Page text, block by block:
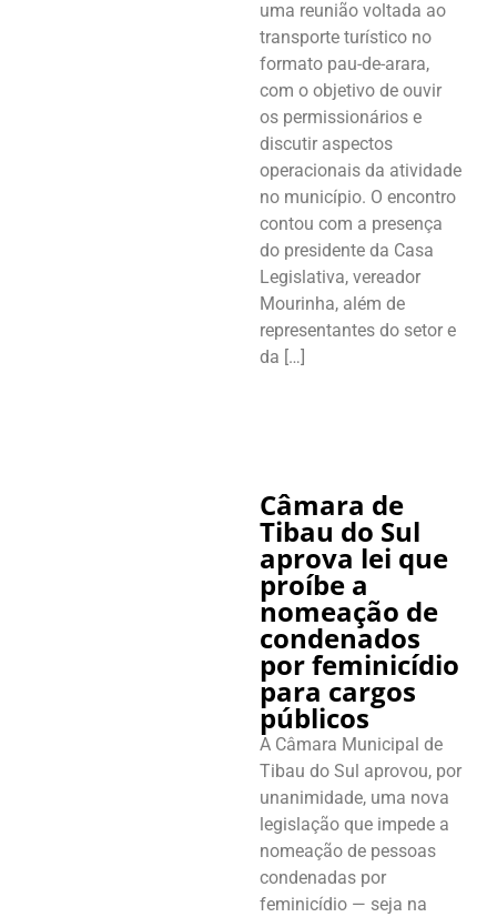
uma reunião voltada ao
transporte turístico no
formato pau-de-arara,
com o objetivo de ouvir
os permissionários e
discutir aspectos
operacionais da atividade
no município. O encontro
contou com a presença
do presidente da Casa
Legislativa, vereador
Mourinha, além de
representantes do setor e
da […]
Câmara de
Tibau do Sul
aprova lei que
proíbe a
nomeação de
condenados
por feminicídio
para cargos
públicos
A Câmara Municipal de
Tibau do Sul aprovou, por
unanimidade, uma nova
legislação que impede a
nomeação de pessoas
condenadas por
feminicídio — seja na